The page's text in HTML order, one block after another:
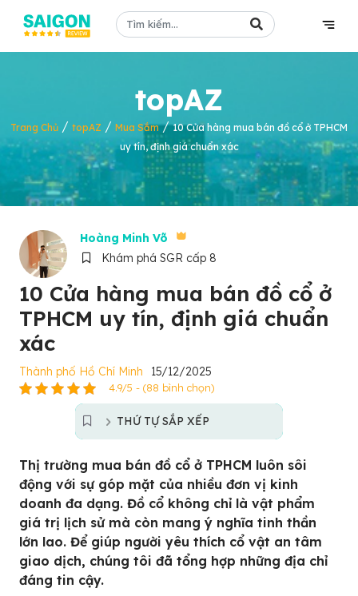
topAZ
Trang Chủ / topAZ / Mua Sắm/10 Cửa hàng mua bán đồ cổ ở TPHCM
uy tín, định giá chuẩn xác
Hoàng Minh Võ
Khám phá SGR cấp 8
10 Cửa hàng mua bán đồ cổ ở
TPHCM uy tín, định giá chuẩn
xác
Thành phố Hồ Chí Minh 15/12/2025
4.9/5 - (88 bình chọn)
THỨ TỰ SẮP XẾP
Thị trường mua bán đồ cổ ở TPHCM luôn sôi
động với sự góp mặt của nhiều đơn vị kinh
doanh đa dạng. Đồ cổ không chỉ là vật phẩm
giá trị lịch sử mà còn mang ý nghĩa tinh thần
lớn lao. Để giúp người yêu thích cổ vật an tâm
giao dịch, chúng tôi đã tổng hợp những địa chỉ
đáng tin cậy.